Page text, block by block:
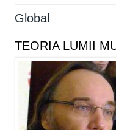
Global
TEORIA LUMII